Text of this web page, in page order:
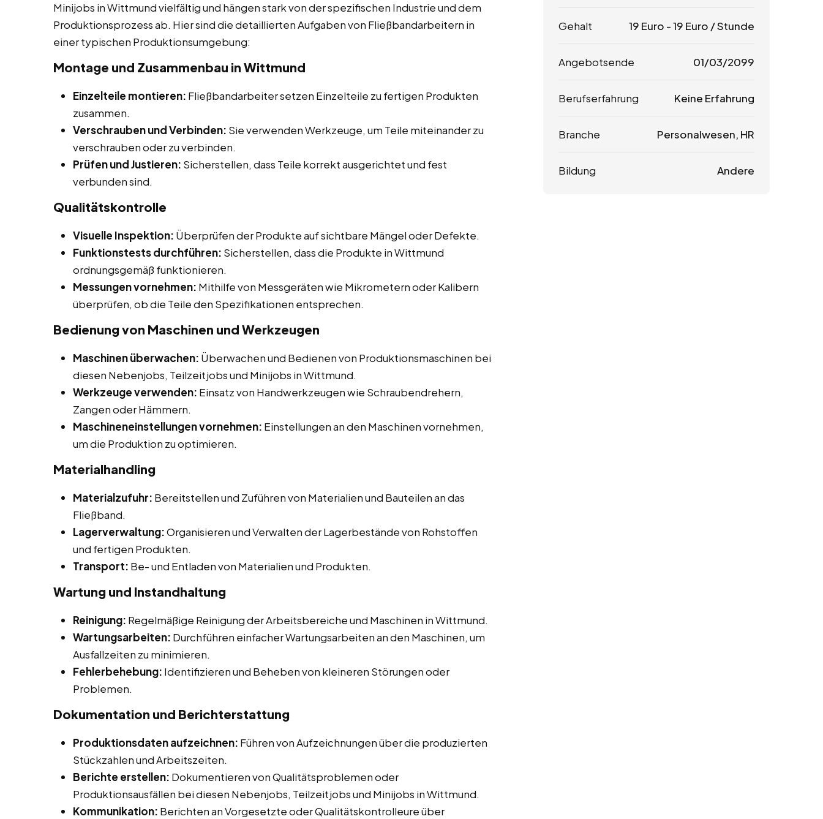
Minijobs in Wittmund vielfältig und hängen stark von der spezifischen Industrie und dem
Produktionsprozess ab. Hier sind die detaillierten Aufgaben von Fließbandarbeitern in
einer typischen Produktionsumgebung:
Montage und Zusammenbau in Wittmund
Einzelteile montieren: Fließbandarbeiter setzen Einzelteile zu fertigen Produkten
zusammen.
Verschrauben und Verbinden: Sie verwenden Werkzeuge, um Teile miteinander zu
verschrauben oder zu verbinden.
Prüfen und Justieren: Sicherstellen, dass Teile korrekt ausgerichtet und fest
verbunden sind.
Qualitätskontrolle
Visuelle Inspektion: Überprüfen der Produkte auf sichtbare Mängel oder Defekte.
Funktionstests durchführen: Sicherstellen, dass die Produkte in Wittmund
ordnungsgemäß funktionieren.
Messungen vornehmen: Mithilfe von Messgeräten wie Mikrometern oder Kalibern
überprüfen, ob die Teile den Spezifikationen entsprechen.
Bedienung von Maschinen und Werkzeugen
Maschinen überwachen: Überwachen und Bedienen von Produktionsmaschinen bei
diesen Nebenjobs, Teilzeitjobs und Minijobs in Wittmund.
Werkzeuge verwenden: Einsatz von Handwerkzeugen wie Schraubendrehern,
Zangen oder Hämmern.
Maschineneinstellungen vornehmen: Einstellungen an den Maschinen vornehmen,
um die Produktion zu optimieren.
Materialhandling
Materialzufuhr: Bereitstellen und Zuführen von Materialien und Bauteilen an das
Fließband.
Lagerverwaltung:Organisieren und Verwalten der Lagerbestände von Rohstoffen
und fertigen Produkten.
Transport: Be- und Entladen von Materialien und Produkten.
Wartung und Instandhaltung
Reinigung: Regelmäßige Reinigung der Arbeitsbereiche und Maschinen in Wittmund.
Wartungsarbeiten: Durchführen einfacher Wartungsarbeiten an den Maschinen, um
Ausfallzeiten zu minimieren.
Fehlerbehebung: Identifizieren und Beheben von kleineren Störungen oder
Problemen.
Dokumentation und Berichterstattung
Produktionsdaten aufzeichnen: Führen von Aufzeichnungen über die produzierten
Stückzahlen und Arbeitszeiten.
Berichte erstellen: Dokumentieren von Qualitätsproblemen oder
Produktionsausfällen bei diesen Nebenjobs, Teilzeitjobs und Minijobs in Wittmund.
Kommunikation: Berichten an Vorgesetzte oder Qualitätskontrolleure über
Gehalt 19 Euro -19 Euro / Stunde
Angebotsende 01/03/2099
Berufserfahrung Keine Erfahrung
Branche Personalwesen, HR
Bildung Andere